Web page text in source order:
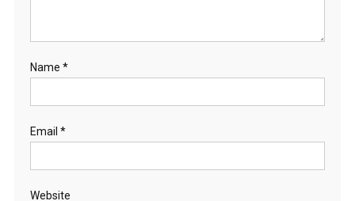
Name *
Email *
Website